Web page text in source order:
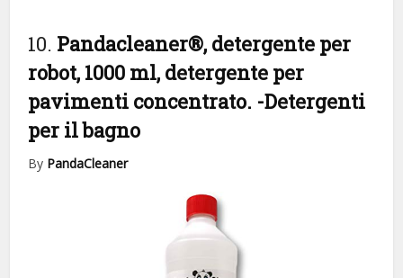
10. Pandacleaner®, detergente per
robot, 1000 ml, detergente per
pavimenti concentrato. -Detergenti
per il bagno
By PandaCleaner